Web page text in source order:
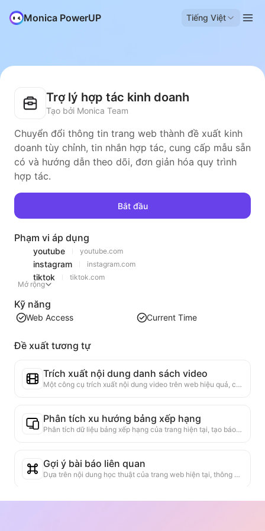
Monica PowerUP Tiếng Việt
Trợ lý hợp tác kinh doanh
Tạo bởi Monica Team
Chuyển đổi thông tin trang web thành đề xuất kinh
doanh tùy chỉnh, tin nhắn hợp tác, cung cấp mẫu sẵn
có và hướng dẫn theo dõi, đơn giản hóa quy trình
hợp tác.
Bắt đầu
Phạm vi áp dụng
youtube youtube.com
instagram instagram.com
tiktok
tiktok.com
Mở rộng
Kỹ năng
Web Access Current Time
Đề xuất tương tự
Trích xuất nội dung danh sách video
Một công cụ trích xuất nội dung video trên web hiệu quả, có khả năng quét nhanh các trang web và tổ chức thông tin video thành bảng Markdown có cấu trúc.
Phân tích xu hướng bảng xếp hạng
Phân tích dữ liệu bảng xếp hạng của trang hiện tại, tạo báo cáo xu hướng. Nhận diện các loại sản phẩm phổ biến, các loại sản phẩm đang tăng nhanh và công nghệ mới nổi. Cung cấp cái nhìn thị trường ngay lập tức, giúp bạn hiểu xu hướng sản phẩm mới nhất và động thái thị trường.
Gợi ý bài báo liên quan
Dựa trên nội dung học thuật của trang web hiện tại, thông minh gợi ý các bài báo và nghiên cứu khác có liên quan cao. Sử dụng thuật toán tiên tiến để phân tích độ tương đồng chủ đề và phương pháp nghiên cứu, giúp người dùng mở rộng việc đọc và hiểu sâu hơn về các vấn đề học thuật được thảo luận trên trang web.